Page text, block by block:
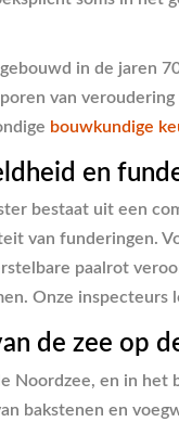
in de jaren
van
bouwkundige
en
bestaat uit een
van funderingen.
paalrot
Onze inspecteurs
de zee op
Noordzee, en in
bakstenen en